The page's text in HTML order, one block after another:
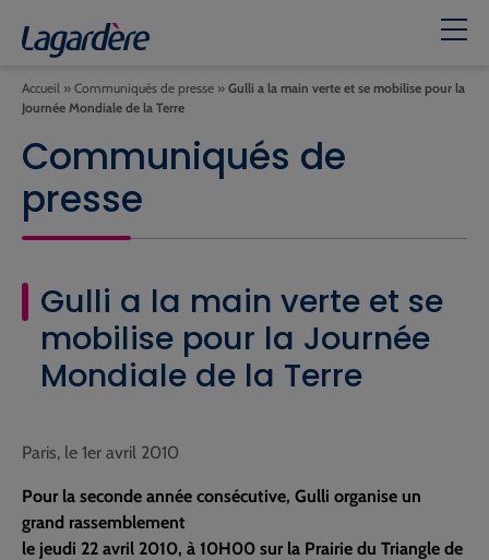
Accueil » Communiqués de presse » Gulli a la main verte et se mobilise pour la
Journée Mondiale de la Terre
Communiqués de
presse
Gulli a la main verte et se
mobilise pour la Journée
Mondiale de la Terre
Paris, le 1er avril 2010
Pour la seconde année consécutive, Gulli organise un
grand rassemblement
le jeudi 22 avril 2010, à 10H00 sur la Prairie du Triangle de